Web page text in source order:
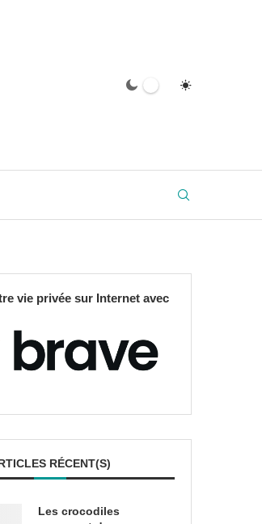
vie privée sur Internet avec
RÉCENT(S)
Les crocodiles